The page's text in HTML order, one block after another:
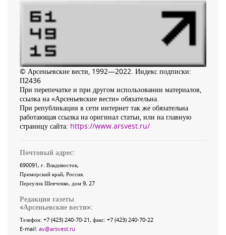
© Арсеньевские вести, 1992—2022. Индекс подписки:
П2436
При перепечатке и при другом использовании материалов,
ссылка на «Арсеньевские вести» обязательна.
При републикации в сети интернет так же обязательна
работающая ссылка на оригинал статьи, или на главную
страницу сайта: https://www.arsvest.ru/
Почтовый адрес:
690091, г. Владивосток,
Приморский край, Россия
Переулок Шевченко, дом 9, 27
Редакция газеты
«Арсеньевские вести»:
Телефон: +7 (423) 240-70-21, факс: +7 (423) 240-70-22
E-mail: av@arsvest.ru